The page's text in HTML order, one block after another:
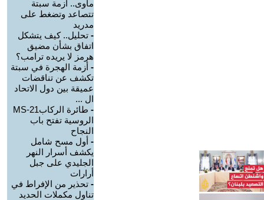
مأوى.. أزمة سبتة
تتصاعد وتضغط على
مدريد
- تحليل.. كيف يتشكل
اتفاق بشأن مضيق
هرمز لا يريده ترامب؟
- أزمة الهجرة في سبتة
تكشف عن تناقضات
عميقة بين دول الاتحاد
ال ...
-
طائرة الركابMS-21
الروسية تفتح باب
النجاح
- أول مسح شامل
يكشف أسرار النهر
الجليدي على جبل
أرارات
- تحذير من الإفراط في
تناول مكملات الحديد